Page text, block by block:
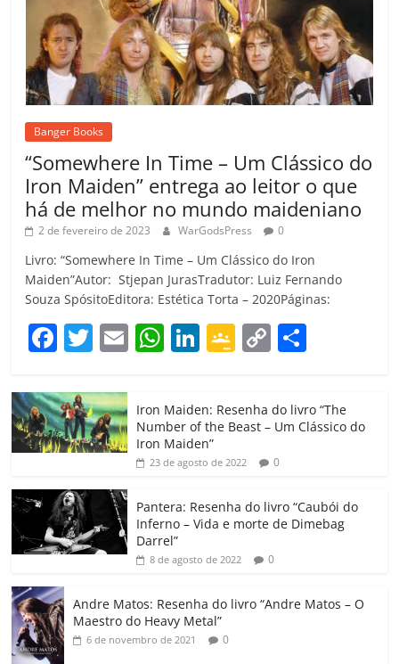
Banger Books
“Somewhere In Time – Um Clássico do
Iron Maiden” entrega ao leitor o que
há de melhor no mundo maideniano
2 de fevereiro de 2023 WarGodsPress 0
Livro: “Somewhere In Time – Um Clássico do Iron
Maiden”Autor: Stjepan JurasTradutor: Luiz Fernando
Souza SpósitoEditora: Estética Torta – 2020Páginas:
F
c
e
b
o
o
k
T
itt
er
E W
at
s
A
p
Li
e
dI
G
gl
e
Cl
a
ss
ro
o
C
p
y
Li
k
m
p
h
ar
Iron Maiden: Resenha do livro “The
Number of the Beast – Um Clássico do
Iron Maiden”
23 de agosto de 2022 0
Pantera: Resenha do livro “Caubói do
Inferno – Vida e morte de Dimebag
Darrel”
8 de agosto de 2022 0
Andre Matos: Resenha do livro “Andre Matos – O
Maestro do Heavy Metal”
6 de novembro de 2021 0